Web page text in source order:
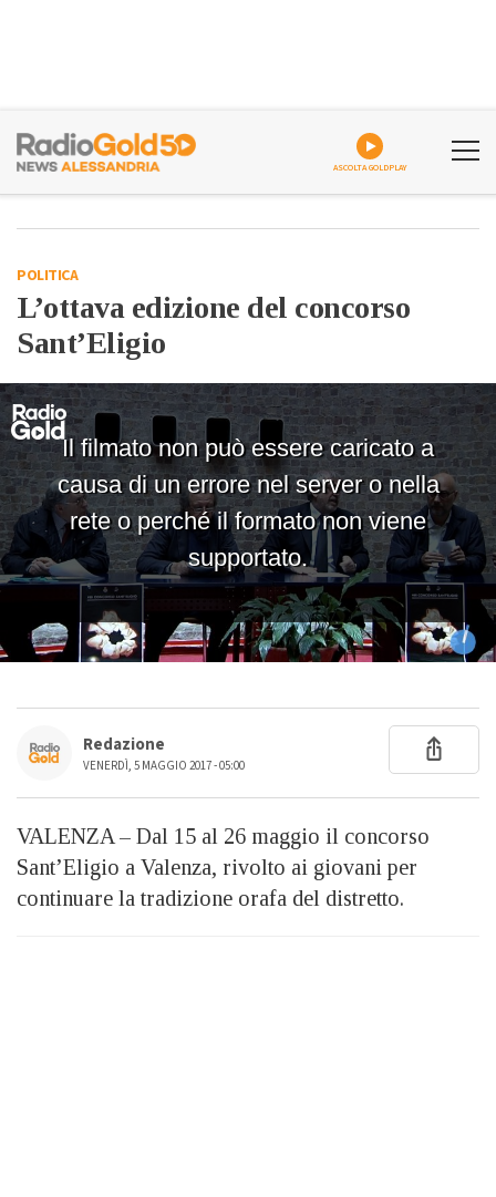
ASCOLTA GOLDPLAY
POLITICA
L’ottava edizione del concorso
Sant’Eligio
Redazione
VENERDÌ, 5 MAGGIO 2017 - 05:00
VALENZA – Dal 15 al 26 maggio il concorso
Sant’Eligio a Valenza, rivolto ai giovani per
continuare la tradizione orafa del distretto.